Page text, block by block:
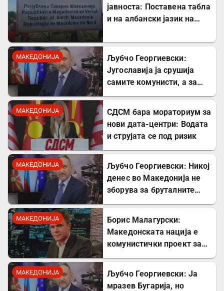
јавноста: Поставена табла
и на албански јазик на
МАКЕДОНИЈА
Љубчо Георгиевски:
Југославија ја срушија
самите комунисти, а за
МАКЕДОНИЈА
СДСМ бара мораториум за
нови дата-центри: Водата
и струјата се под ризик
МАКЕДОНИЈА
Љубчо Георгиевски: Никој
денес во Македонија не
зборува за бруталните
МАКЕДОНИЈА
Борис Малагурски:
Македонската нација е
комунистички проект за
МАКЕДОНИЈА
Љубчо Георгиевски: Ја
мразев Бугарија, но